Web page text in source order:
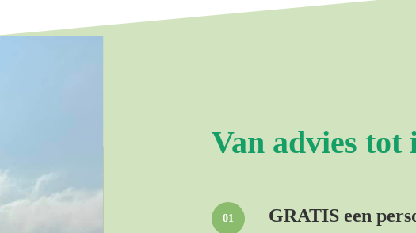
Van advies tot
GRATIS een